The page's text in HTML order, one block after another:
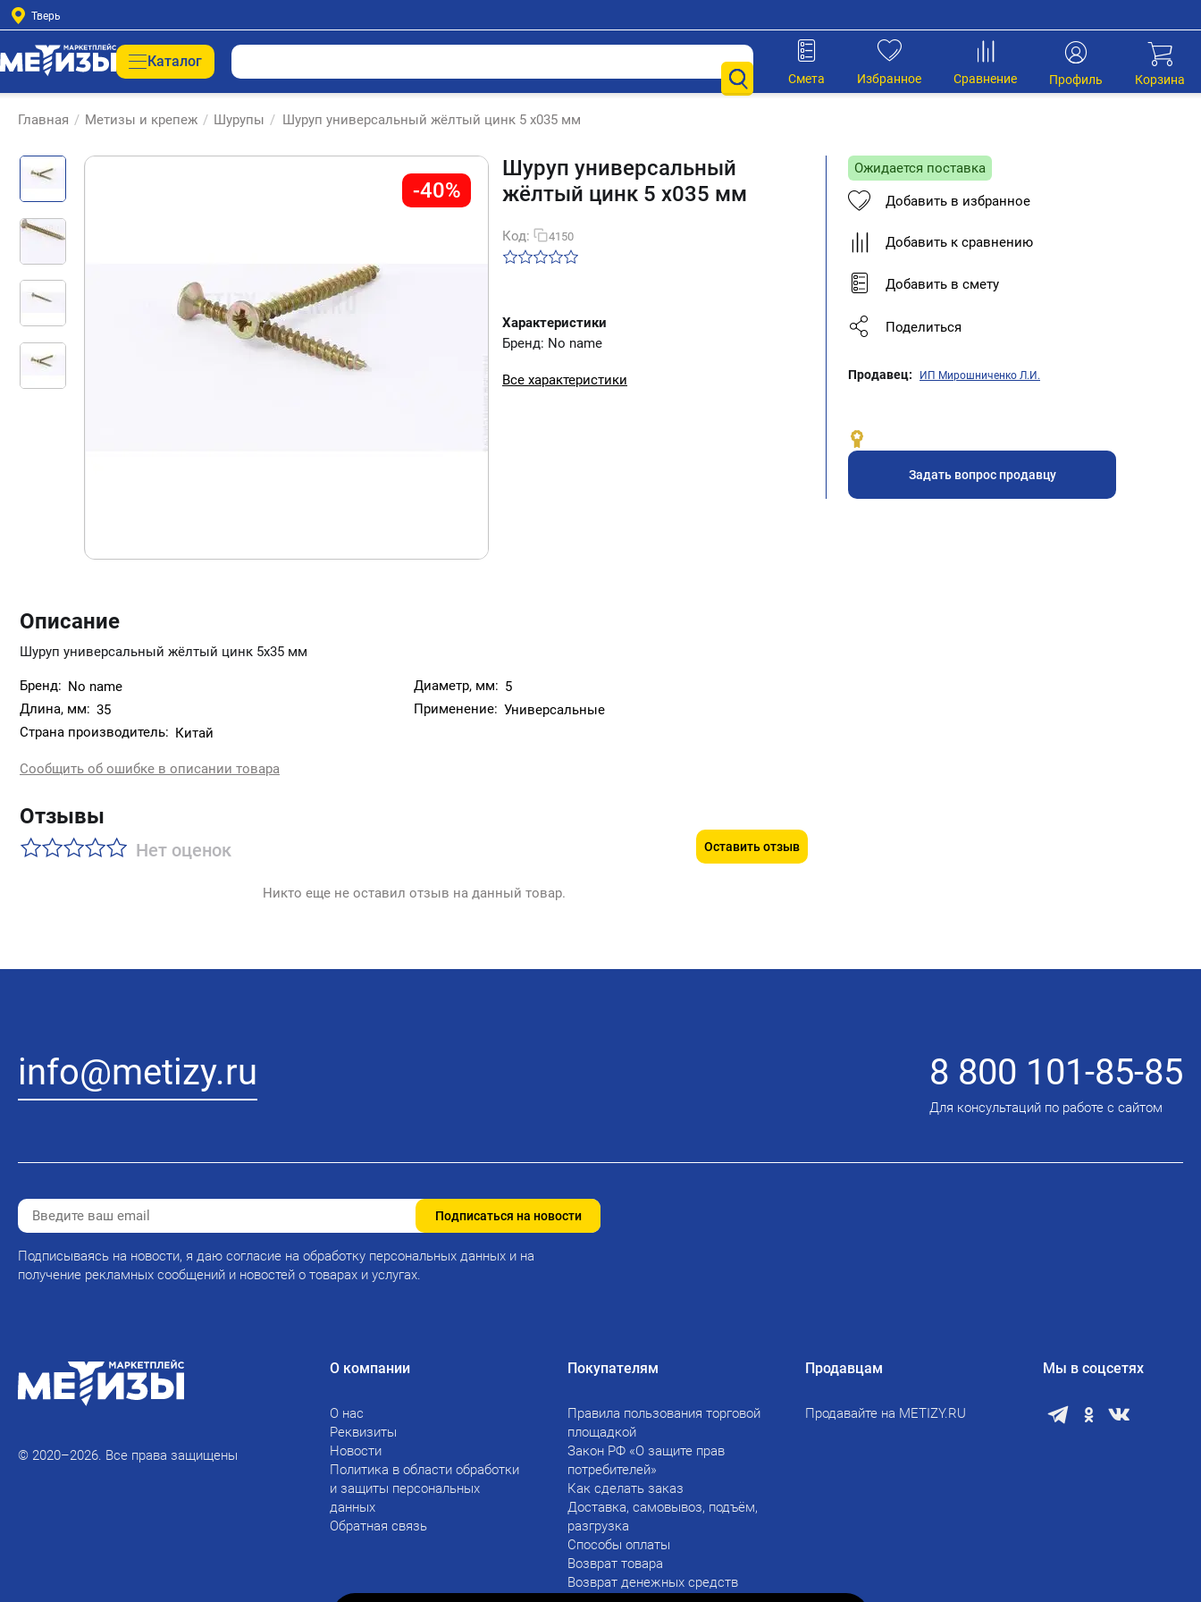
Тверь
Каталог
Корзина
Профиль
Сравнение
Избранное
Смета
Главная / Метизы и крепеж / Шурупы / Шуруп универсальный жёлтый цинк 5 х035 мм
-40%
Шуруп универсальный
жёлтый цинк 5 х035 мм
Код: 4150
Характеристики
Бренд: No name
Все характеристики
Описание
Шуруп универсальный жёлтый цинк 5х35 мм
Бренд: No name Диаметр, мм: 5
Длина, мм: 35 Применение: Универсальные
Страна производитель: Китай
Сообщить об ошибке в описании товара
Отзывы
Нет оценок Оставить отзыв
Никто еще не оставил отзыв на данный товар.
Ожидается поставка
Добавить в избранное
Добавить к сравнению
Добавить в смету
Поделиться
Продавец: ИП Мирошниченко Л.И.
Задать вопрос продавцу
info@metizy.ru 8 800 101-85-85
Для консультаций по работе с сайтом
Подписаться на новости
Подписываясь на новости, я даю согласие на обработку персональных данных и на
получение рекламных сообщений и новостей о товарах и услугах.
© 2020–2026. Все права защищены
О компании
О нас
Реквизиты
Новости
Политика в области обработки
и защиты персональных
данных
Обратная связь
Покупателям
Правила пользования торговой
площадкой
Закон РФ «О защите прав
потребителей»
Как сделать заказ
Доставка, самовывоз, подъём,
разгрузка
Способы оплаты
Возврат товара
Возврат денежных средств
Продавцам
Продавайте на METIZY.RU
Мы в соцсетях